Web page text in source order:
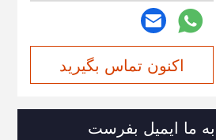
هتل ، تجاری ، خانگی
5 ساعت
اکنون تماس بگیرید
به ما ایمیل بفرست